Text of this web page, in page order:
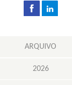
ARQUIVO
2026